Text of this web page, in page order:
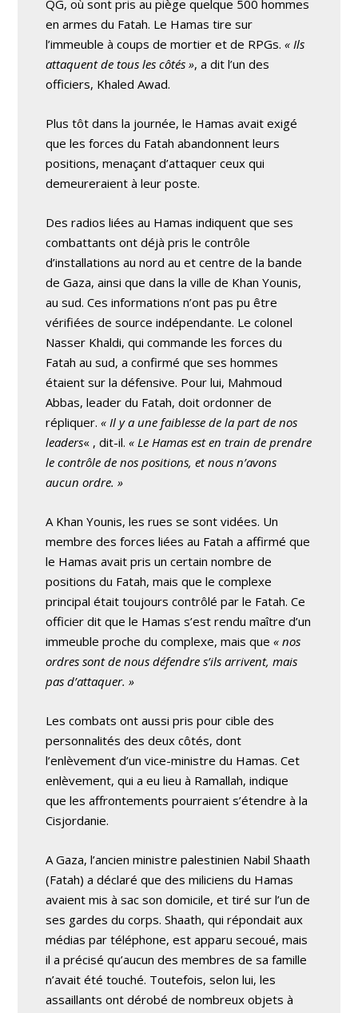
QG, où sont pris au piège quelque 500 hommes
en armes du Fatah. Le Hamas tire sur
l’immeuble à coups de mortier et de RPGs.« Ils
attaquent de tous les côtés », a dit l’un des
officiers, Khaled Awad.
Plus tôt dans la journée, le Hamas avait exigé
que les forces du Fatah abandonnent leurs
positions, menaçant d’attaquer ceux qui
demeureraient à leur poste.
Des radios liées au Hamas indiquent que ses
combattants ont déjà pris le contrôle
d’installations au nord au et centre de la bande
de Gaza, ainsi que dans la ville de Khan Younis,
au sud. Ces informations n’ont pas pu être
vérifiées de source indépendante. Le colonel
Nasser Khaldi, qui commande les forces du
Fatah au sud, a confirmé que ses hommes
étaient sur la défensive. Pour lui, Mahmoud
Abbas, leader du Fatah, doit ordonner de
répliquer.« Il y a une faiblesse de la part de nos
leaders« , dit-il.« Le Hamas est en train de prendre
le contrôle de nos positions, et nous n’avons
aucun ordre. »
A Khan Younis, les rues se sont vidées. Un
membre des forces liées au Fatah a affirmé que
le Hamas avait pris un certain nombre de
positions du Fatah, mais que le complexe
principal était toujours contrôlé par le Fatah. Ce
officier dit que le Hamas s’est rendu maître d’un
immeuble proche du complexe, mais que« nos
ordres sont de nous défendre s’ils arrivent, mais
pas d’attaquer. »
Les combats ont aussi pris pour cible des
personnalités des deux côtés, dont
l’enlèvement d’un vice-ministre du Hamas. Cet
enlèvement, qui a eu lieu à Ramallah, indique
que les affrontements pourraient s’étendre à la
Cisjordanie.
A Gaza, l’ancien ministre palestinien Nabil Shaath
(Fatah) a déclaré que des miliciens du Hamas
avaient mis à sac son domicile, et tiré sur l’un de
ses gardes du corps. Shaath, qui répondait aux
médias par téléphone, est apparu secoué, mais
il a précisé qu’aucun des membres de sa famille
n’avait été touché. Toutefois, selon lui, les
assaillants ont dérobé de nombreux objets à